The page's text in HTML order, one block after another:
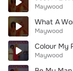
Maywood
What A
Maywood
Colour My
Maywood